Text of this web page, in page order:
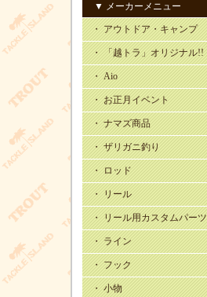
▼ メーカーメニュー
・ アウトドア・キャンプ
・ 「越トラ」オリジナル!!
・ Aio
・ お正月イベント
・ ナマズ商品
・ ザリガニ釣り
・ ロッド
・ リール
・ リール用カスタムパーツ
・ ライン
・ フック
・ 小物